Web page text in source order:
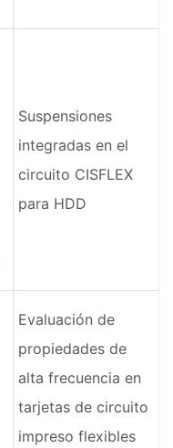
Suspensiones
integradas en el
circuito CISFLEX
para HDD
Evaluación de
propiedades de
alta frecuencia en
tarjetas de circuito
impreso flexibles